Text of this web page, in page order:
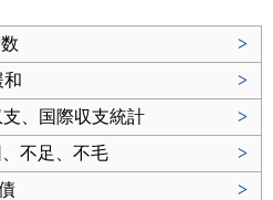
>
和
>
、国際収支統計
>
不足、不毛
>
>